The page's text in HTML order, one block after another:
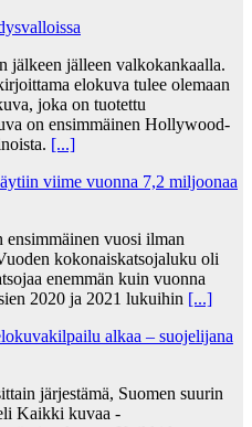
jälkeen jälleen valkokankaalla.
elokuva tulee olemaan
joka on tuotettu
on ensimmäinen Hollywood-
[...]
viime vuonna 7,2 miljoonaa
vuosi ilman
kokonaiskatsojaluku oli
enemmän kuin vuonna
2020 ja 2021 lukuihin [...]
alkaa – suojelijana
järjestämä, Suomen suurin
Kaikki kuvaa -